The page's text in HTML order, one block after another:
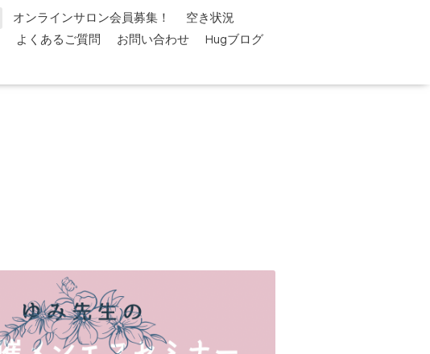
オンラインサロン会員募集！
空き状況
よくあるご質問 お問い合わせ
Hugブログ